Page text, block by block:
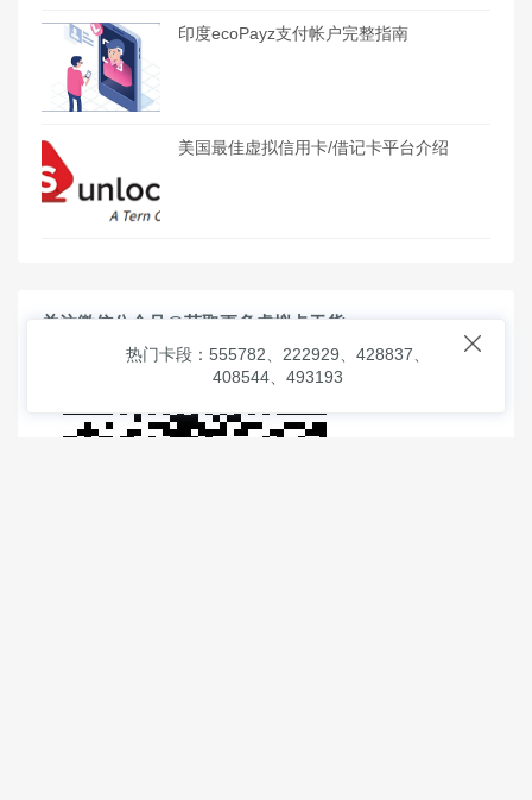
印度ecoPayz支付帐户完整指南
美国最佳虚拟信用卡/借记卡平台介绍
关注微信公众号@获取更多虚拟卡干货

热门卡段：555782、222929、428837、
408544、493193